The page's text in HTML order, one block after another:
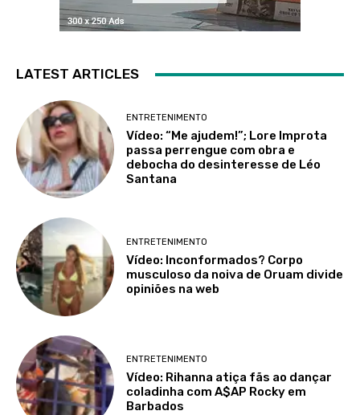
LATEST ARTICLES
ENTRETENIMENTO
Vídeo: “Me ajudem!”; Lore Improta
passa perrengue com obra e
debocha do desinteresse de Léo
Santana
ENTRETENIMENTO
Vídeo: Inconformados? Corpo
musculoso da noiva de Oruam divide
opiniões na web
ENTRETENIMENTO
Vídeo: Rihanna atiça fãs ao dançar
coladinha com A$AP Rocky em
Barbados